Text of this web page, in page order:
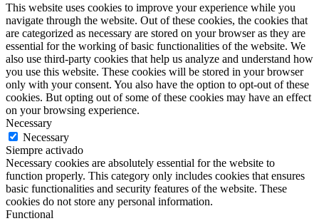
This website uses cookies to improve your experience while you
navigate through the website. Out of these cookies, the cookies that
are categorized as necessary are stored on your browser as they are
essential for the working of basic functionalities of the website. We
also use third-party cookies that help us analyze and understand how
you use this website. These cookies will be stored in your browser
only with your consent. You also have the option to opt-out of these
cookies. But opting out of some of these cookies may have an effect
on your browsing experience.
Necessary
Necessary
Siempre activado
Necessary cookies are absolutely essential for the website to
function properly. This category only includes cookies that ensures
basic functionalities and security features of the website. These
cookies do not store any personal information.
Functional